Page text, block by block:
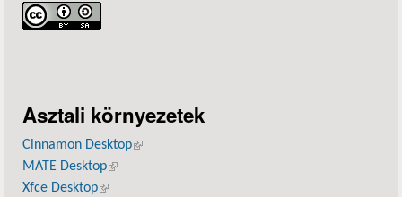
Asztali környezetek
Cinnamon Desktop(külső hivatkozás)
MATE Desktop(külső hivatkozás)
Xfce Desktop(külső hivatkozás)